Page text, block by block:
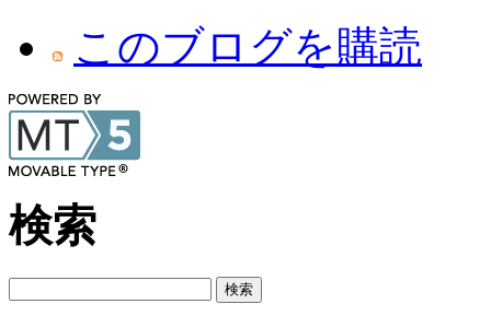
このブログを購読
検索